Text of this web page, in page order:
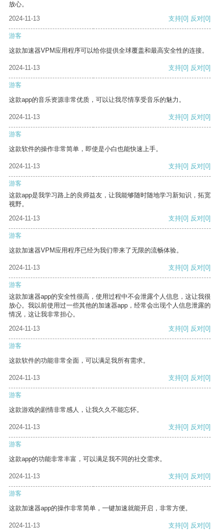
放心。
2024-11-13
支持[0] 反对[0]
游客
这款加速器VPM应用程序可以给你提供全球覆盖和最高安全性的连接。
2024-11-13 支持[0] 反对[0]
游客
这款app的音乐资源非常优质，可以让我尽情享受音乐的魅力。
2024-11-13 支持[0] 反对[0]
游客
这款软件的操作非常简单，即使是小白也能快速上手。
2024-11-13 支持[0] 反对[0]
游客
这款app是我学习路上的良师益友，让我能够随时随地学习新知识，拓宽
视野。
2024-11-13
支持[0] 反对[0]
游客
这款加速器VPM应用程序已经为我们带来了无限的流畅体验。
2024-11-13 支持[0] 反对[0]
游客
这款加速器app的安全性很高，使用过程中不会泄露个人信息，这让我很
放心。我以前使用过一些其他的加速器app，经常会出现个人信息泄露的
情况，这让我非常担心。
2024-11-13
支持[0] 反对[0]
游客
这款软件的功能非常全面，可以满足我所有需求。
2024-11-13 支持[0] 反对[0]
游客
这款游戏的剧情非常感人，让我久久不能忘怀。
2024-11-13 支持[0] 反对[0]
游客
这款app的功能非常丰富，可以满足我不同的社交需求。
2024-11-13 支持[0] 反对[0]
游客
这款加速器app的操作非常简单，一键加速就能开启，非常方便。
2024-11-13 支持[0] 反对[0]